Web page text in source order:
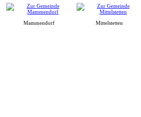
Mammendorf Mittelstetten